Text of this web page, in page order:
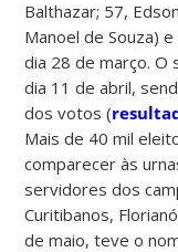
Balthazar; 57,
Manoel de Souza)
dia 28 de março. O
dia 11 de abril,
dos votos (
Mais de 40 mil
comparecer às
servidores dos
Curitibanos,
de maio, teve o